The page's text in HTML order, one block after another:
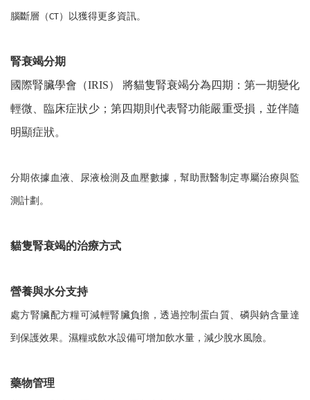
腦斷層（CT）以獲得更多資訊。
腎衰竭分期
國際腎臟學會（IRIS） 將貓隻腎衰竭分為四期：第一期變化
輕微、臨床症狀少；第四期則代表腎功能嚴重受損，並伴隨
明顯症狀。
分期依據血液、尿液檢測及血壓數據，幫助獸醫制定專屬治療與監
測計劃。
貓隻腎衰竭的治療方式
營養與水分支持
處方腎臟配方糧可減輕腎臟負擔，透過控制蛋白質、磷與鈉含量達
到保護效果。濕糧或飲水設備可增加飲水量，減少脫水風險。
藥物管理